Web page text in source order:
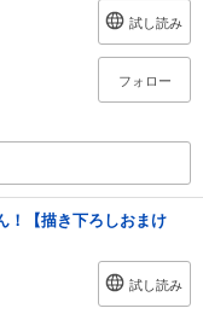
試し読み
フォロー
！【描き下ろしおまけ
試し読み